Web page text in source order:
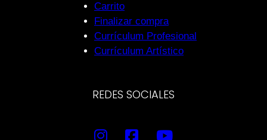
Carrito
Finalizar compra
Currículum Profesional
Currículum Artístico
REDES SOCIALES